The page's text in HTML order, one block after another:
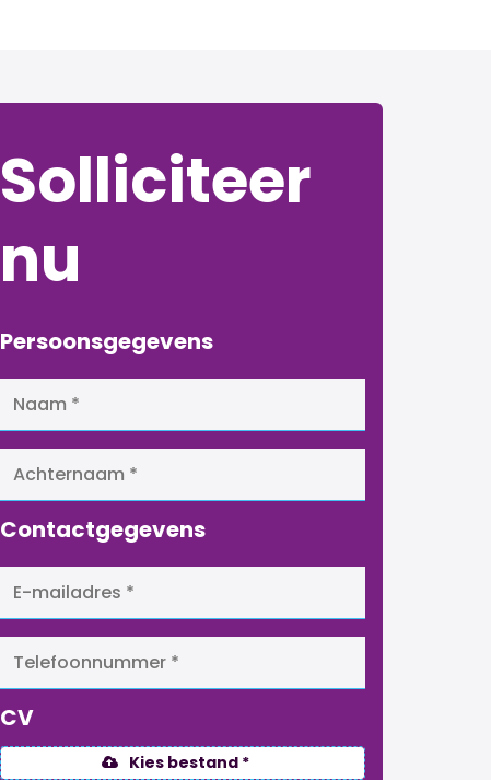
Solliciteer
nu
Persoonsgegevens
Contactgegevens
CV
Kies bestand *